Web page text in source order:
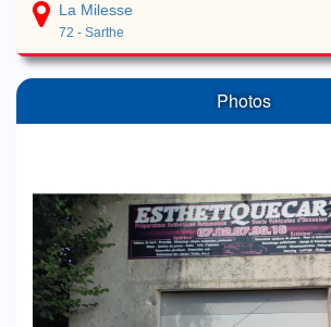
La Milesse
72 - Sarthe
Photos